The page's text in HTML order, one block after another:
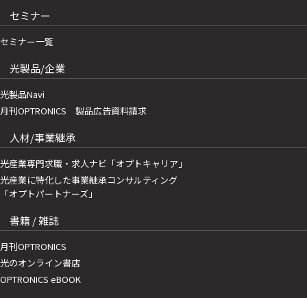
セミナー
セミナー一覧
光製品/企業
光製品Navi
月刊OPTRONICS 製品広告資料請求
人材/事業継承
光産業専門求職・求人ナビ「オプトキャリア」
光産業に特化した事業継承コンサルティング
「オプトパートナーズ」
書籍 / 雑誌
月刊OPTRONICS
光のオンライン書店
OPTRONICS eBOOK